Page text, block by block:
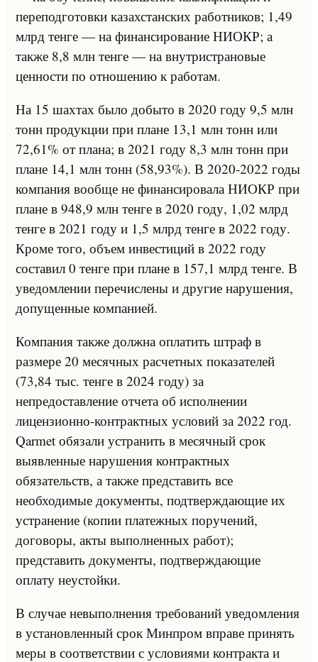
переподготовки казахстанских работников; 1,49
млрд тенге — на финансирование НИОКР; а
также 8,8 млн тенге — на внутристрановые
ценности по отношению к работам.
На 15 шахтах было добыто в 2020 году 9,5 млн
тонн продукции при плане 13,1 млн тонн или
72,61% от плана; в 2021 году 8,3 млн тонн при
плане 14,1 млн тонн (58,93%). В 2020-2022 годы
компания вообще не финансировала НИОКР при
плане в 948,9 млн тенге в 2020 году, 1,02 млрд
тенге в 2021 году и 1,5 млрд тенге в 2022 году.
Кроме того, объем инвестиций в 2022 году
составил 0 тенге при плане в 157,1 млрд тенге. В
уведомлении перечислены и другие нарушения,
допущенные компанией.
Компания также должна оплатить штраф в
размере 20 месячных расчетных показателей
(73,84 тыс. тенге в 2024 году) за
непредоставление отчета об исполнении
лицензионно-контрактных условий за 2022 год.
Qarmet обязали устранить в месячный срок
выявленные нарушения контрактных
обязательств, а также представить все
необходимые документы, подтверждающие их
устранение (копии платежных поручений,
договоры, акты выполненных работ);
представить документы, подтверждающие
оплату неустойки.
В случае невыполнения требований уведомления
в установленный срок Минпром вправе принять
меры в соответствии с условиями контракта и